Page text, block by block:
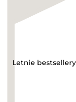
Letnie